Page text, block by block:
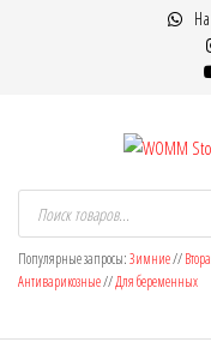
WOMM
Поиск
товаров
Популярные запросы:Зимние//
Антиварикозные//Для беременных